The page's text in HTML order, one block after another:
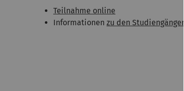
Teilnahme online
Informationen zu den Studiengängen